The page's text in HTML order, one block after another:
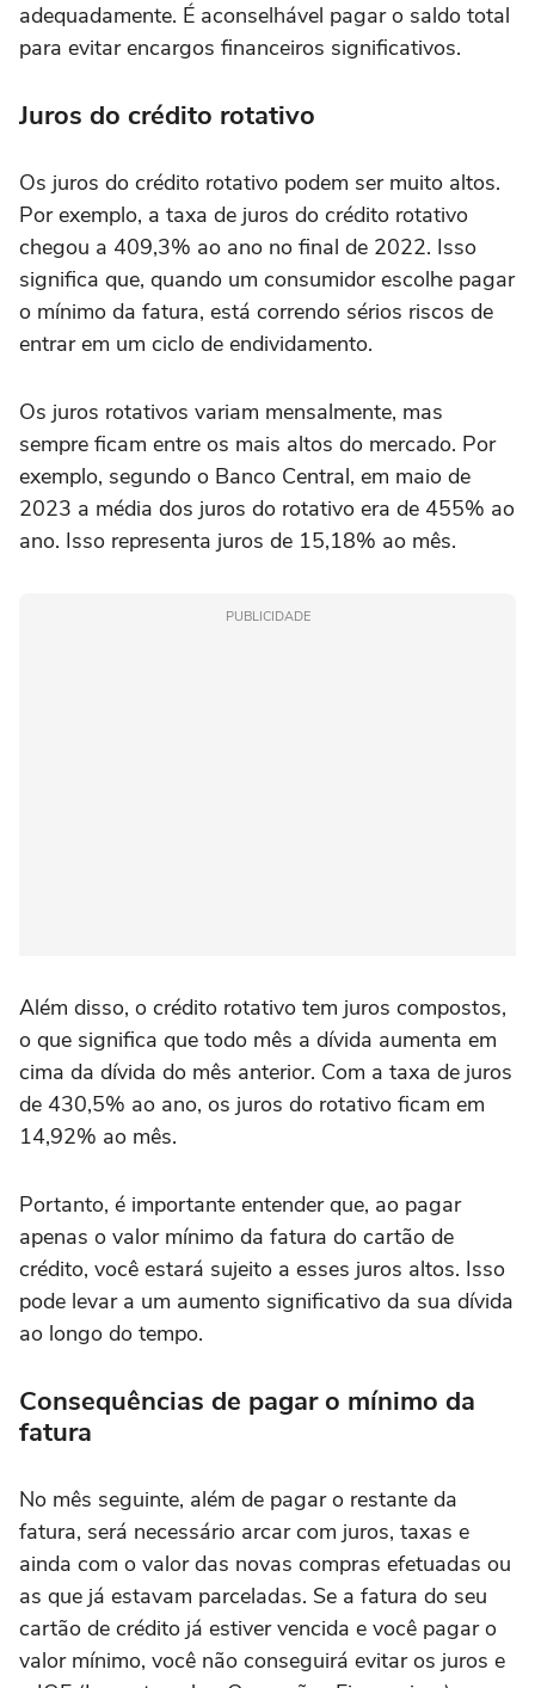
adequadamente. É aconselhável pagar o saldo total
para evitar encargos financeiros significativos.
Juros do crédito rotativo
Os juros do crédito rotativo podem ser muito altos.
Por exemplo, a taxa de juros do crédito rotativo
chegou a 409,3% ao ano no final de 2022. Isso
significa que, quando um consumidor escolhe pagar
o mínimo da fatura, está correndo sérios riscos de
entrar em um ciclo de endividamento.
Os juros rotativos variam mensalmente, mas
sempre ficam entre os mais altos do mercado. Por
exemplo, segundo o Banco Central, em maio de
2023 a média dos juros do rotativo era de 455% ao
ano. Isso representa juros de 15,18% ao mês.
PUBLICIDADE
Além disso, o crédito rotativo tem juros compostos,
o que significa que todo mês a dívida aumenta em
cima da dívida do mês anterior. Com a taxa de juros
de 430,5% ao ano, os juros do rotativo ficam em
14,92% ao mês.
Portanto, é importante entender que, ao pagar
apenas o valor mínimo da fatura do cartão de
crédito, você estará sujeito a esses juros altos. Isso
pode levar a um aumento significativo da sua dívida
ao longo do tempo.
Consequências de pagar o mínimo da
fatura
No mês seguinte, além de pagar o restante da
fatura, será necessário arcar com juros, taxas e
ainda com o valor das novas compras efetuadas ou
as que já estavam parceladas. Se a fatura do seu
cartão de crédito já estiver vencida e você pagar o
valor mínimo, você não conseguirá evitar os juros e